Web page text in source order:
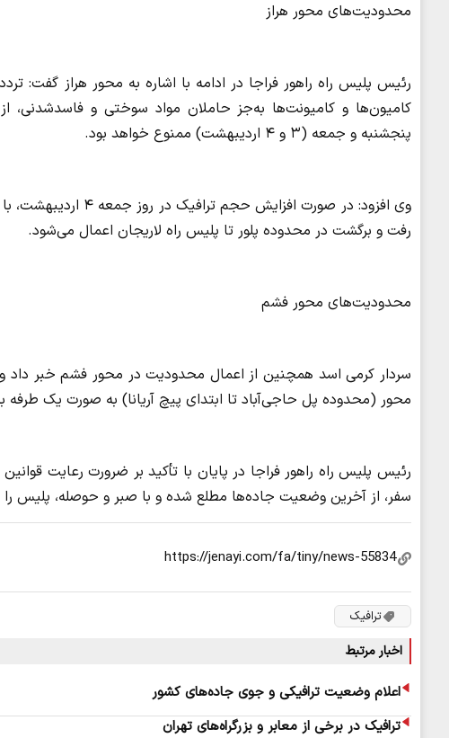
محدودیت‌های محور هراز
رئیس پلیس راه راهور فراجا در ادامه با اشاره به محور هراز گفت:
پنجشنبه و جمعه (۳ و ۴ اردیبهشت) ممنوع خواهد بود.
وی افزود: در صورت
رفت و برگشت در محدوده پلور تا پلیس راه لاریجان اعمال می‌شود.
محدودیت‌های محور فشم
محور (محدوده پل حاجی‌آباد تا ابتدای پیچ آریانا) به‌ صورت یک‌
رئیس پلیس راه راهور فراجا در پایان با تأکید بر ضرورت رعایت
سفر، از آخرین وضعیت جاده‌ها مطلع شده و با صبر و حوصله، پلیس را
ترافیک
اخبار مرتبط
اعلام وضعیت ترافیکی و جوی جاده‌های کشور
ترافیک در برخی از معابر و بزرگراه‌های تهران